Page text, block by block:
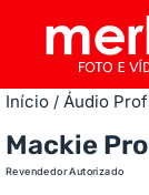
Início / Áudio
Mackie
Revendedor Autorizado